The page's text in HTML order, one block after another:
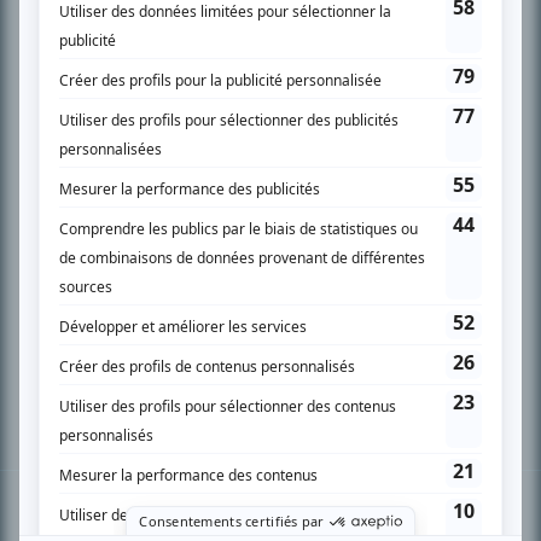
PLAN DU SITE
Accueil
Liste des comédiens
Recherche avancée
Gestion du consentement